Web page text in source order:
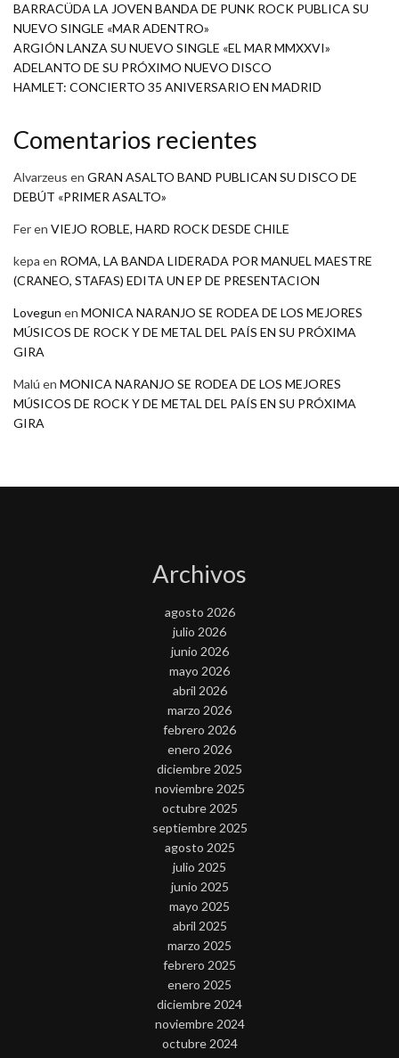
BARRACÜDA LA JOVEN BANDA DE PUNK ROCK PUBLICA SU
NUEVO SINGLE «MAR ADENTRO»
ARGIÓN LANZA SU NUEVO SINGLE «EL MAR MMXXVI»
ADELANTO DE SU PRÓXIMO NUEVO DISCO
HAMLET: CONCIERTO 35 ANIVERSARIO EN MADRID
Comentarios recientes
Alvarzeus en GRAN ASALTO BAND PUBLICAN SU DISCO DE
DEBÚT «PRIMER ASALTO»
Feren VIEJO ROBLE, HARD ROCK DESDE CHILE
kepa en ROMA, LA BANDA LIDERADA POR MANUEL MAESTRE
(CRANEO, STAFAS) EDITA UN EP DE PRESENTACION
Lovegun en MONICA NARANJO SE RODEA DE LOS MEJORES
MÚSICOS DE ROCK Y DE METAL DEL PAÍS EN SU PRÓXIMA
GIRA
Malú en MONICA NARANJO SE RODEA DE LOS MEJORES
MÚSICOS DE ROCK Y DE METAL DEL PAÍS EN SU PRÓXIMA
GIRA
Archivos
agosto 2026
julio 2026
junio 2026
mayo 2026
abril 2026
marzo 2026
febrero 2026
enero 2026
diciembre 2025
noviembre 2025
octubre 2025
septiembre 2025
agosto 2025
julio 2025
junio 2025
mayo 2025
abril 2025
marzo 2025
febrero 2025
enero 2025
diciembre 2024
noviembre 2024
octubre 2024